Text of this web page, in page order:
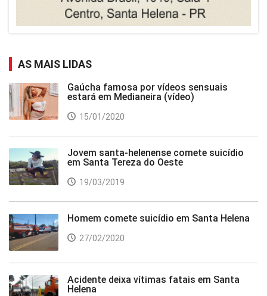
AS MAIS LIDAS
Gaúcha famosa por vídeos sensuais
estará em Medianeira (vídeo)
15/01/2020
Jovem santa-helenense comete suicídio
em Santa Tereza do Oeste
19/03/2019
Homem comete suicídio em Santa Helena
27/02/2020
Acidente deixa vítimas fatais em Santa
Helena